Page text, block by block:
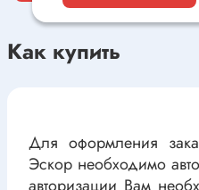
Каталог
Светотехника и электрика
Как купить
Для оформления
Эскор необходимо